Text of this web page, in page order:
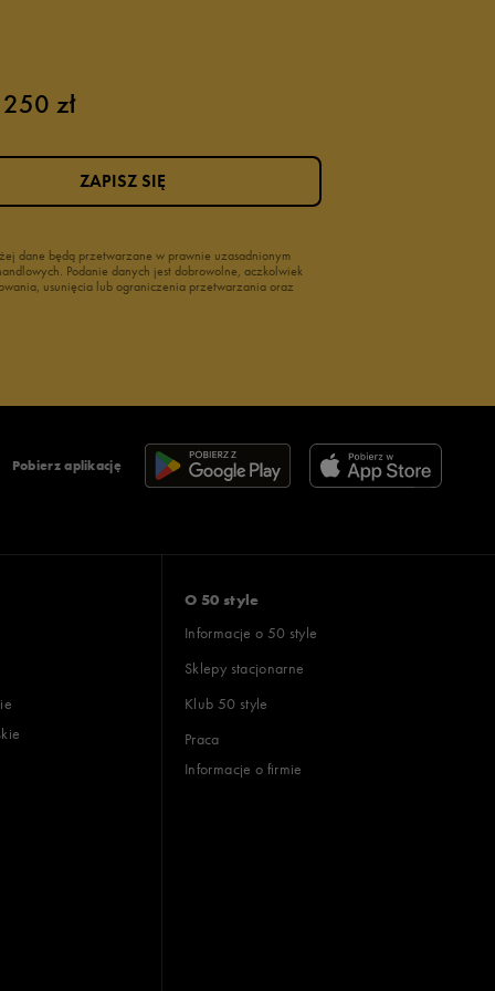
zł
dane będą przetwarzane w prawnie uzasadnionym
Podanie danych jest dobrowolne, aczkolwiek
usunięcia lub ograniczenia przetwarzania oraz
ZAPISZ SIĘ
Pobierz aplikację
O 50 style
Informacje o 50 style
Sklepy stacjonarne
Klub 50 style
Praca
Informacje o firmie